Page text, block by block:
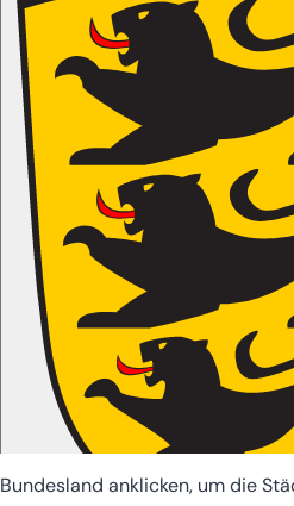
Bundesland anklicken, um die